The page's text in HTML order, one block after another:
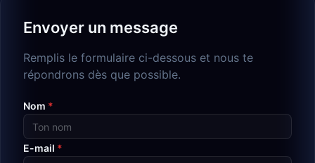
Envoyer un message
Remplis le formulaire ci-dessous et nous te
répondrons dès que possible.
Nom *
E-mail *